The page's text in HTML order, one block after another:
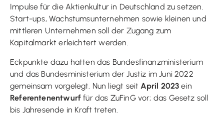
Impulse für die Aktienkultur in Deutschland zu setzen.
Start-ups, Wachstumsunternehmen sowie kleinen und
mittleren Unternehmen soll der Zugang zum
Kapitalmarkt erleichtert werden.
Eckpunkte dazu hatten das Bundesfinanzministerium
und das Bundesministerium der Justiz im Juni 2022
gemeinsam vorgelegt. Nun liegt seit April 2023 ein
Referentenentwurf für das ZuFinG vor; das Gesetz soll
bis Jahresende in Kraft treten.